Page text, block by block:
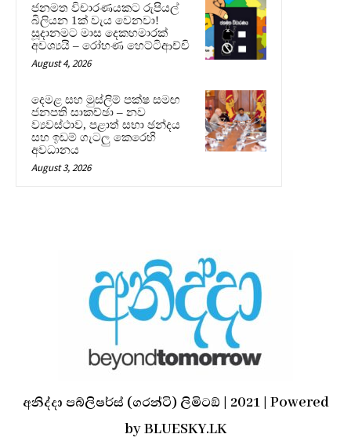
ජනමත විචාරණයකට රුපියල්
බිලියන 1ක් වැය වෙනවා!
සූදානමට මාස දෙකහමාරක්
අවශ්‍යයි – රෝහණ හෙට්ටිආච්චි
August 4, 2026
දෙමළ සහ මුස්ලිම් පක්ෂ සමඟ
ජනපති සාකච්ඡා – නව
ව්‍යවස්ථාව, පළාත් සභා ඡන්දය
සහ ඉඩම් ගැටලු කෙරෙහි
අවධානය
August 3, 2026
අනිද්දා පබ්ලිෂර්ස් (ගරන්ටි) ලිමිටඞ් | 2021 | Powered
by BLUESKY.LK